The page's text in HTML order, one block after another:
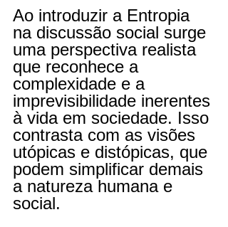
Ao introduzir a Entropia
na discussão social surge
uma perspectiva realista
que reconhece a
complexidade e a
imprevisibilidade inerentes
à vida em sociedade. Isso
contrasta com as visões
utópicas e distópicas, que
podem simplificar demais
a natureza humana e
social.